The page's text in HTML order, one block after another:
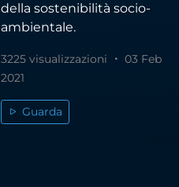
della sostenibilità socio-
ambientale.
3225 visualizzazioni
03 Feb
2021
Guarda